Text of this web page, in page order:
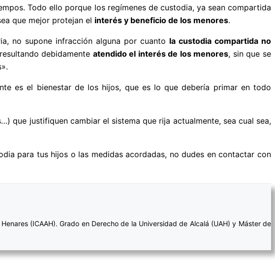
Todo ello porque los regímenes de custodia, ya sean compartida
que mejor protejan el interés y beneficio de los menores.
no supone infracción alguna por cuanto la custodia compartida no
debidamente atendido el interés de los menores, sin que se
es el bienestar de los hijos, que es lo que debería primar en todo
que justifiquen cambiar el sistema que rija actualmente, sea cual sea,
para tus hijos o las medidas acordadas, no dudes en contactar con
(ICAAH). Grado en Derecho de la Universidad de Alcalá (UAH) y Máster de